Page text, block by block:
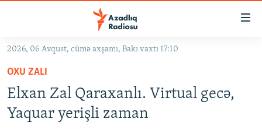
Əsas
qayıt
Əsas
naviqasiyaya
qayıt
#İZAHLA
KORRUPSIOMETR
#ƏSLINDƏ
2026, 06 Avqust, cümə axşamı, Bakı vaxtı 17:10
OXU ZALI
Elxan Zal Qaraxanlı. Virtual gecə,
Yaquar yerişli zaman